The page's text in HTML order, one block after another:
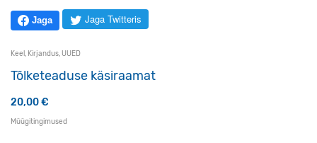
Jaga Jaga Twitteris
Keel , Kirjandus, UUED
Tõlketeaduse käsiraamat
20,00€
Müügitingimused